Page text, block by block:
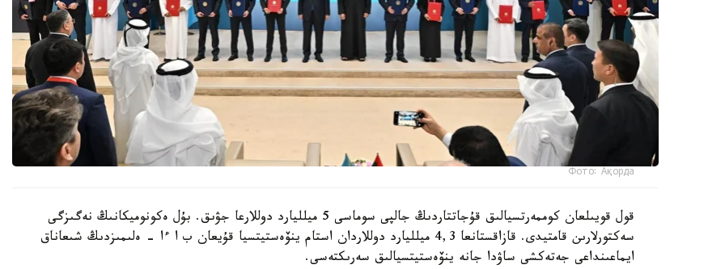
Фото: Ақорда
قول قويىلعان كوممەرتسيالىق قۇجاتتاردىڭ جالپى سوماسى 5 ميلليارد دوللارعا جۋىق. بۇل ەكونوميكانىڭ نەگىزگى
سەكتورلارىن قامتيدى. قازاقستانعا 4,3 ميلليارد دوللاردان استام ينۆەستيتسيا قۇيعان ب ا ءا - ەلىمىزدىڭ شىعاناق
ايماعىنداعى جەتەكشى ساۋدا جانە ينۆەستيتسيالىق سەرىكتەسى.